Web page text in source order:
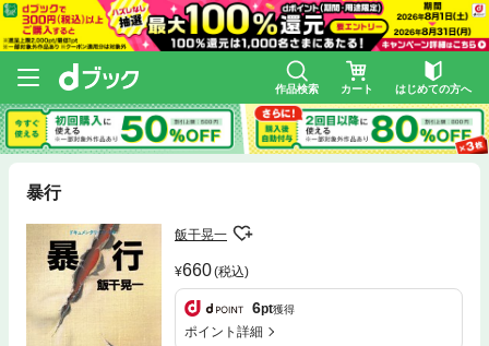
作品検索 カート はじめての方へ
暴行
飯干晃一
660(税込)
6pt獲得
ポイント詳細